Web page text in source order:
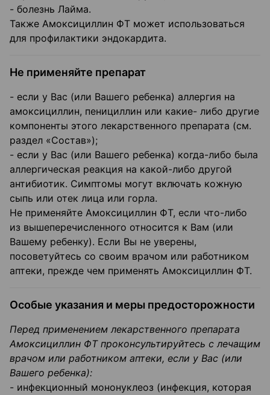
- болезнь Лайма.
Также Амоксициллин ФТ может использоваться
для профилактики эндокардита.
Не применяйте препарат
- если у Вас (или Вашего ребенка) аллергия на
амоксициллин, пенициллин или какие- либо другие
компоненты этого лекарственного препарата (см.
раздел «Состав»);
- если у Вас (или Вашего ребенка) когда-либо была
аллергическая реакция на какой-либо другой
антибиотик. Симптомы могут включать кожную
сыпь или отек лица или горла.
Не применяйте Амоксициллин ФТ, если что-либо
из вышеперечисленного относится к Вам (или
Вашему ребенку). Если Вы не уверены,
посоветуйтесь со своим врачом или работником
аптеки, прежде чем применять Амоксициллин ФТ.
Особые указания и меры предосторожности
Перед применением лекарственного препарата
Амоксициллин ФТ проконсультируйтесь с лечащим
врачом или работником аптеки, если у Вас (или
Вашего ребенка):
- инфекционный мононуклеоз (инфекция, которая